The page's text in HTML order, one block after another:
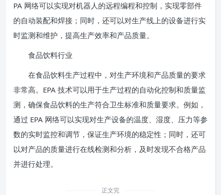
PA 网络可以实现对机器人的远程编程和控制，实现零部件
的自动装配和焊接；同时，还可以对生产线上的设备进行实
时监测和维护，提高生产效率和产品质量。
食品饮料行业
在食品饮料生产过程中，对生产环境和产品质量的要求
非常高。EPA 技术可以用于生产过程的自动化控制和质量监
测，确保食品饮料的生产符合卫生标准和质量要求。例如，
通过 EPA 网络可以实现对生产设备的温度、湿度、压力等参
数的实时监控和调节，保证生产环境的稳定性；同时，还可
以对产品的质量进行在线检测和分析，及时发现不合格产品
并进行处理。
正文完